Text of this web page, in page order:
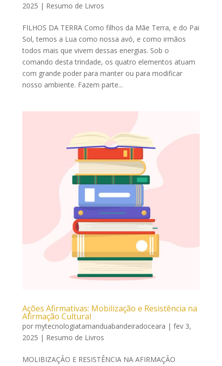
2025 | Resumo de Livros
FILHOS DA TERRA Como filhos da Mãe Terra, e do Pai
Sol, temos a Lua como nossa avó, e como irmãos
todos mais que vivem dessas energias. Sob o
comando desta trindade, os quatro elementos atuam
com grande poder para manter ou para modificar
nosso ambiente. Fazem parte...
Ações Afirmativas: Mobilização e Resistência na
Afirmação Cultural
por mytecnologiatamanduabandeiradoceara | fev 3,
2025 | Resumo de Livros
MOLIBIZAÇÃO E RESISTÊNCIA NA AFIRMAÇÃO